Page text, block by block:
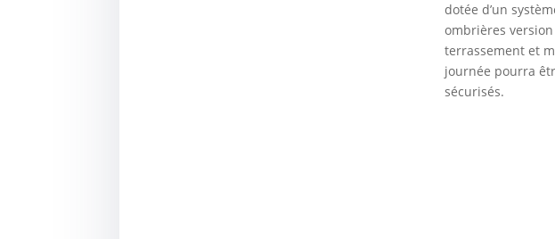
dotée d’un
ombrières
terrassement et
journée pourra
sécurisés.